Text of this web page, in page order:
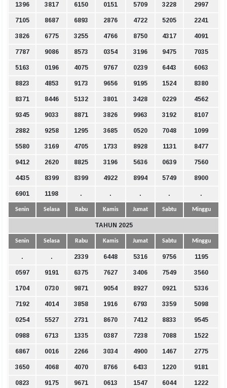
1396 3817 6150 0151 5709 3228 2997
7105 8687 6893 2876 4722 5205 2241
3826 6775 3255 4766 8750 4317 4091
7787 9086 8573 0354 3196 9475 7035
5163 0196 4075 9767 0239 6443 6063
8823 4853 9173 9656 9195 1524 8380
8371 8446 5132 3801 3428 0229 4562
9345 9033 8871 3826 9963 3192 8107
2882 9258 1295 3685 0520 7048 1099
5580 3169 4705 1733 8928 1131 8477
9412 2620 8825 3196 5636 0639 7560
4435 8399 8399 4922 8994 5749 8900
6901 1198 . . . . .
Senin Selasa Rabu Kamis Jumat Sabtu Minggu
TAHUN 2025
Senin Selasa Rabu Kamis Jumat Sabtu Minggu
. . 2339 6448 5316 9756 1195
0597 9191 6375 7627 3406 7549 3560
1704 0730 9871 9054 8927 0921 5336
7192 4014 3858 1916 6793 3359 5098
0254 5527 2731 8670 7412 8833 9545
0988 6713 1335 0387 7238 7088 1522
6867 0016 2266 3034 4900 1467 2775
3650 4068 4070 8766 6433 1220 9181
0823 9175 9671 0613 1547 6044 1222